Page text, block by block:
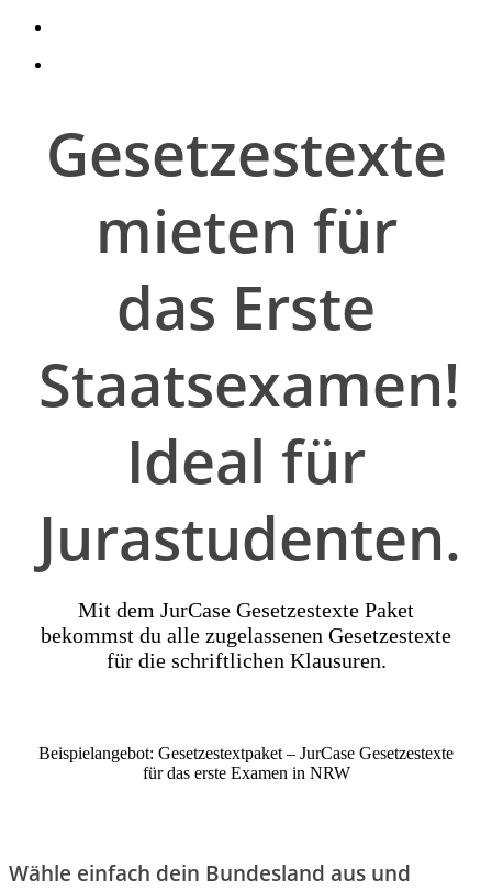
Gesetzestexte
mieten für
das Erste
Staatsexamen!
Ideal für
Jurastudenten.
Mit dem JurCase Gesetzestexte Paket
bekommst du alle zugelassenen Gesetzestexte
für die schriftlichen Klausuren.
Beispielangebot: Gesetzestextpaket – JurCase Gesetzestexte
für das erste Examen in NRW
Wähle einfach dein Bundesland aus und